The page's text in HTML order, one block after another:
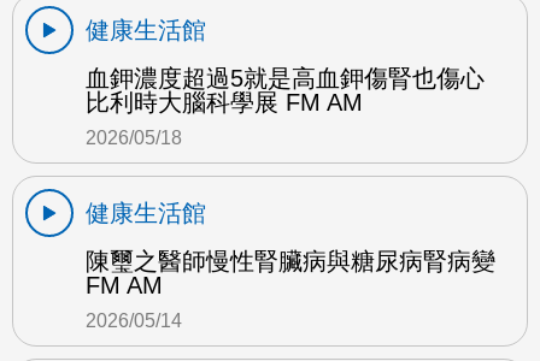
健康生活館
血鉀濃度超過5就是高血鉀傷腎也傷心
比利時大腦科學展 FM AM
2026/05/18
健康生活館
陳璽之醫師慢性腎臟病與糖尿病腎病變
FM AM
2026/05/14